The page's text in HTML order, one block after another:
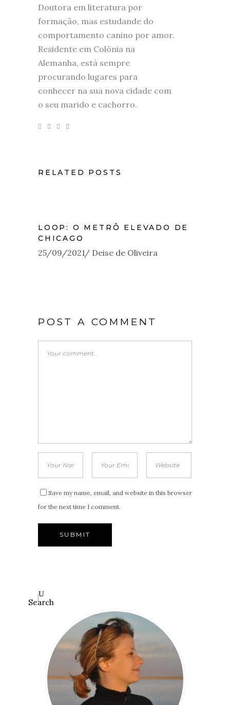
Doutora em literatura por
formação, mas estudande do
comportamento canino por amor.
Residente em Colônia na
Alemanha, está sempre
procurando lugares para
conhecer na sua nova cidade com
o seu marido e cachorro.
RELATED POSTS
LOOP: O METRÔ ELEVADO DE
CHICAGO
25/09/2021 Deise de Oliveira
POST A COMMENT
Save my name, email, and website in this browser
for the next time I comment.
Search